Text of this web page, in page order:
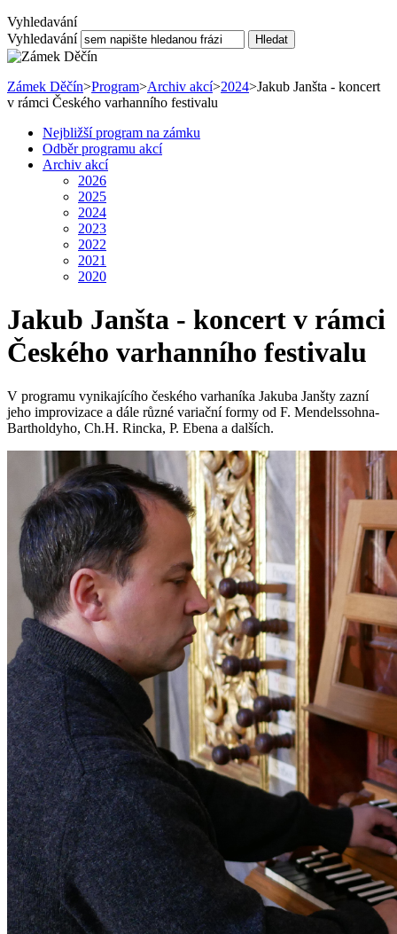
Vyhledavání
Vyhledavání
Hledat
Zámek Děčín>Program>Archiv akcí>2024>Jakub Janšta - koncert
v rámci Českého varhanního festivalu
Nejbližší program na zámku
Odběr programu akcí
Archiv akcí
2026
2025
2024
2023
2022
2021
2020
Jakub Janšta - koncert v rámci
Českého varhanního festivalu
V programu vynikajícího českého varhaníka Jakuba Janšty zazní
jeho improvizace a dále různé variační formy od F. Mendelssohna-
Bartholdyho, Ch.H. Rincka, P. Ebena a dalších.